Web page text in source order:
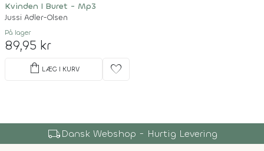
Kvinden I Buret - Mp3
Jussi Adler-Olsen
På lager
89,95 kr
shopping_bag LÆG I KURV favorite
shopping_bagOver 150.000 Produkter